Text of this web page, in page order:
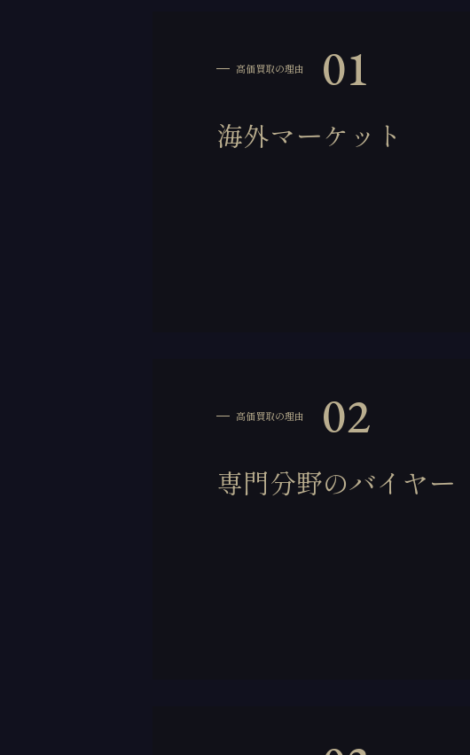
高価買取の理由 01
海外マーケット
高価買取の理由 02
専門分野のバイヤー